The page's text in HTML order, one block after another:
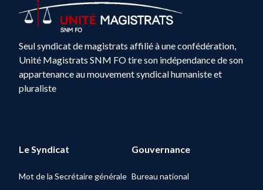
Seul syndicat de magistrats affilié à une confédération,
Unité Magistrats SNM FO tire son indépendance de son
appartenance au mouvement syndical humaniste et
pluraliste
Le Syndicat
Mot de la Secrétaire générale
Gouvernance
Bureau national